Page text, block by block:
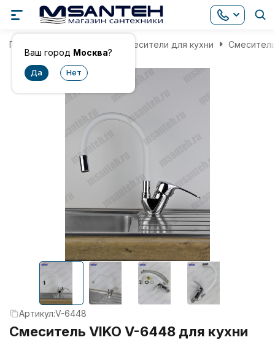
Ваш город Москва?
Главная Смесители для кухни
Артикул:V-6448
Смеситель VIKO V-6448 для кухни